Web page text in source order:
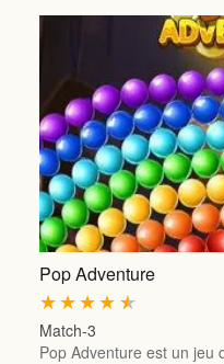
Pop Adventure
★
★
★
★
★
Match-3
Pop Adventure est un